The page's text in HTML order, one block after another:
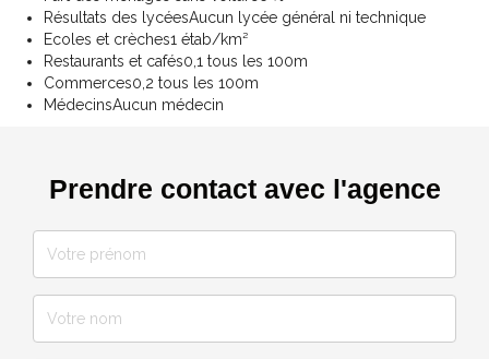
Résultats des lycéesAucun lycée général ni technique
Ecoles et crèches1 étab/km²
Restaurants et cafés0,1 tous les 100m
Commerces0,2 tous les 100m
MédecinsAucun médecin
Prendre contact avec l'agence